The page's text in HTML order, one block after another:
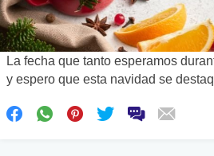
La fecha que tanto esperamos
y espero que esta navidad se